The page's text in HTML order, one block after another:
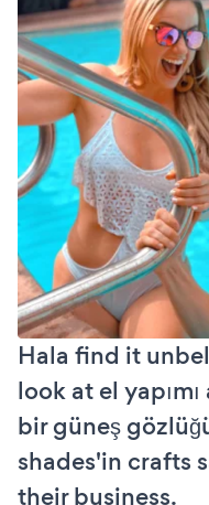
Hala find it
look at el
bir güneş
shades'in crafts
their business.